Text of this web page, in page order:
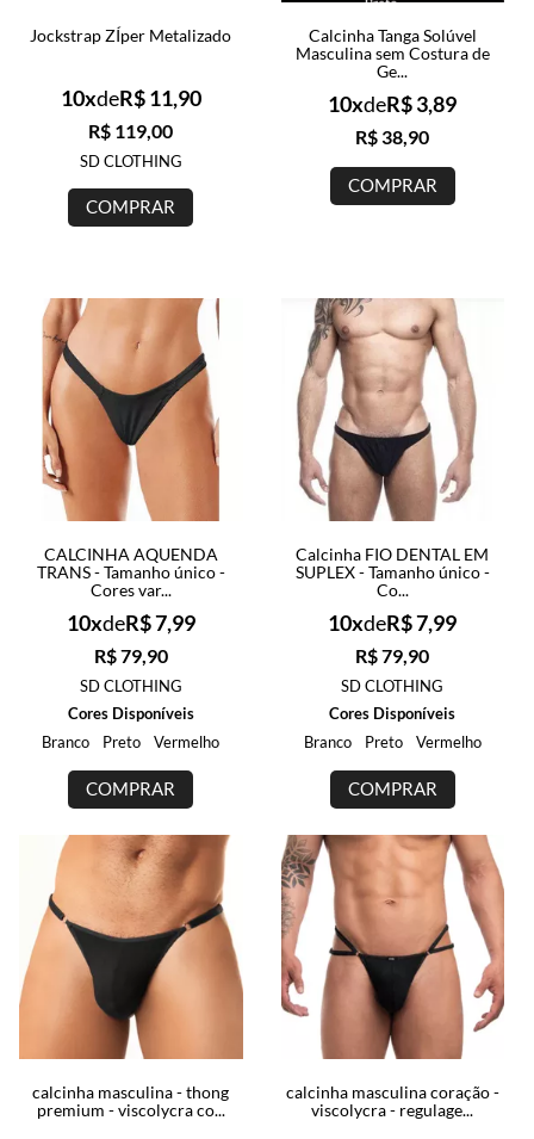
Jockstrap ZÍper Metalizado
R$ 119,00
10xdeR$ 11,90
SD CLOTHING
COMPRAR
Calcinha Tanga Solúvel
Masculina sem Costura de
Ge...
R$ 38,90
10xdeR$ 3,89
COMPRAR
CALCINHA AQUENDA
TRANS - Tamanho único -
Cores var...
R$ 79,90
10xdeR$ 7,99
SD CLOTHING
Cores Disponíveis
Branco
Preto Vermelho
COMPRAR
Calcinha FIO DENTAL EM
SUPLEX - Tamanho único -
Co...
R$ 79,90
10xdeR$ 7,99
SD CLOTHING
Cores Disponíveis
Branco
Preto Vermelho
COMPRAR
calcinha masculina - thong
premium - viscolycra co...
calcinha masculina coração -
viscolycra - regulage...